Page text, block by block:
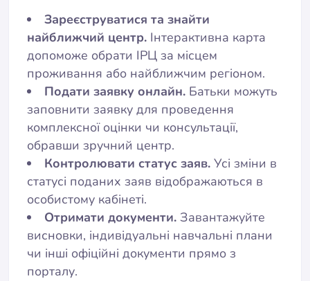
Зареєструватися та знайти
найближчий центр. Інтерактивна карта
допоможе обрати ІРЦ за місцем
проживання або найближчим регіоном.
Подати заявку онлайн. Батьки можуть
заповнити заявку для проведення
комплексної оцінки чи консультації,
обравши зручний центр.
Контролювати статус заяв. Усі зміни в
статусі поданих заяв відображаються в
особистому кабінеті.
Отримати документи. Завантажуйте
висновки, індивідуальні навчальні плани
чи інші офіційні документи прямо з
порталу.